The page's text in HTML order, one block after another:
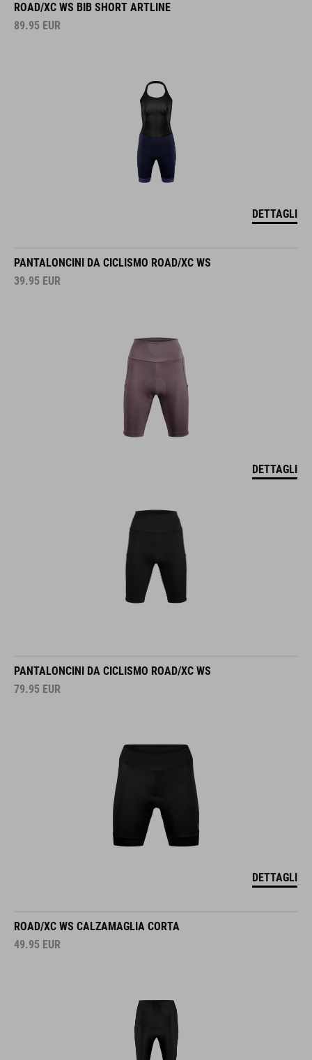
ROAD/XC WS BIB SHORT ARTLINE
89.95 EUR
DETTAGLI
PANTALONCINI DA CICLISMO ROAD/XC WS
39.95 EUR
DETTAGLI
PANTALONCINI DA CICLISMO ROAD/XC WS
79.95 EUR
DETTAGLI
ROAD/XC WS CALZAMAGLIA CORTA
49.95 EUR